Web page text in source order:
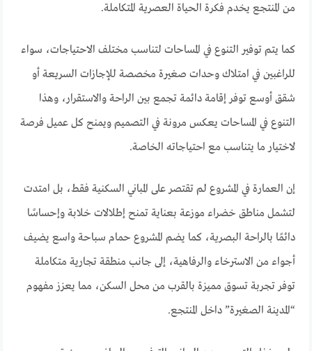
من المنتجع يخدم فكرة الحياة العصرية المتكاملة.
كما يتم توفير التنوع في المساحات لتناسب مختلف الاحتياجات، سواء
للراغبين في امتلاك وحدات صغيرة مخصصة للإجازات السريعة أو
شقق أوسع توفر إقامة دائمة تجمع بين الراحة والاستقرار، وهذا
التنوع في المساحات يعكس مرونة في التصميم ويمنح كل عميل فرصة
لاختيار ما يتناسب مع احتياجاته الخاصة.
إن العمارة في المشروع لم تقتصر على المباني السكنية فقط، بل امتدت
لتشمل مناطق خضراء موزعة بعناية تمنح إطلالات خلابة وإحساسًا
دائمًا بالراحة البصرية، كما يضم المشروع حمام سباحة واسع يضيف
أجواء من الاسترخاء والرفاهية، إلى جانب منطقة تجارية متكاملة
توفر تجربة تسوق مميزة بالقرب من محل السكن، مما يعزز مفهوم
“المدينة الصغيرة” داخل المنتجع.